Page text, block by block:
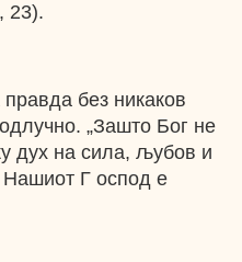
23).
правда без никаков
„Зашто Бог не
дух на сила, љубов и
Нашиот Г оспод е